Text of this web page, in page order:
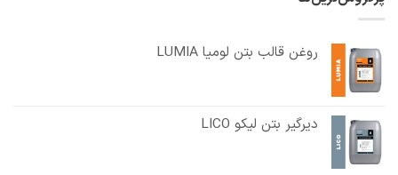
روغن قالب بتن لومیا LUMIA
دیرگیر بتن لیکو LICO